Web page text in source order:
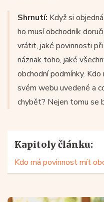
Shrnutí: Když si
ho musí obchodník
vrátit, jaké povinnosti
náznak toho, jaké
obchodní podmínky.
svém webu uvedené a
chybět? Nejen tomu se
Kapitoly článku:
Kdo má povinnost mít